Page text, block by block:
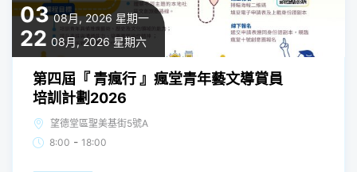
03 08月, 2026 星期一
22 08月, 2026 星期六
第四屆『 青瘋行 』瘋堂青年藝文導賞員
培訓計劃2026
望德堂區聖美基街5號A
8:00 - 18:00